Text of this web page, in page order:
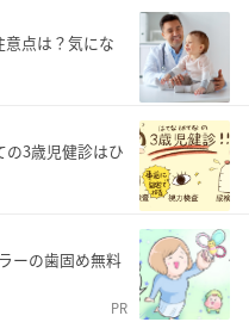
点は？気にな
の3歳児健診はひ
ーの歯固め無料
PR